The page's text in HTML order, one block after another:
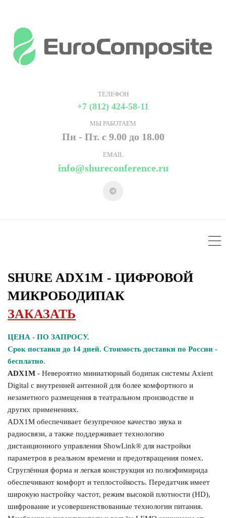
ТЕЛЕФОН
+7 (812) 424-58-11
МЫ РАБОТАЕМ
Пн - Пт. с 9.00 до 18.00
EMAIL
info@shureconference.ru
SHURE ADX1M - ЦИФРОВОЙ
МИКРОБОДИПАК
ЗАКАЗАТЬ
ЦЕНА - ПО ЗАПРОСУ.
Срок поставки до 14 дней. Стоимость доставки по России -
бесплатно.
ADX1M - Невероятно миниатюрный бодипак системы Axient
Digital с внутренней антенной для более комфортного и
незаметного размещения в театральном производстве и
других применениях.
ADX1M обеспечивает безупречное качество звука и
радиосвязи, а также поддерживает технологию
дистанционного управления ShowLink® для настройки
параметров в реальном времени и предотвращения помех.
Сгруглённая форма и легкая конструкция из полиэфимирида
обеспечивают комфорт и теплостойкость. Передатчик имеет
широкую настройку частот, режим высокой плотности (HD),
шифрование и усовершенствованные технологии питания.